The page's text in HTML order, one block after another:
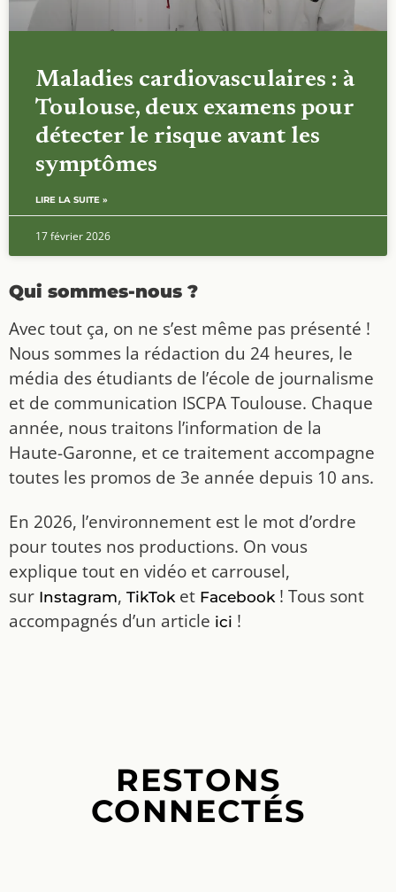
Maladies cardiovasculaires : à
Toulouse, deux examens pour
détecter le risque avant les
symptômes
LIRE LA SUITE »
17 février 2026
Qui sommes-nous ?
Avec tout ça, on ne s’est même pas présenté !
Nous sommes la rédaction du 24 heures, le
média des étudiants de l’école de journalisme
et de communication ISCPA Toulouse. Chaque
année, nous traitons l’information de la
Haute-Garonne, et ce traitement accompagne
toutes les promos de 3e année depuis 10 ans.
En 2026, l’environnement est le mot d’ordre
pour toutes nos productions. On vous
explique tout en vidéo et carrousel,
sur Instagram, TikToket Facebook! Tous sont
accompagnés d’un article ici !
RESTONS
CONNECTÉS